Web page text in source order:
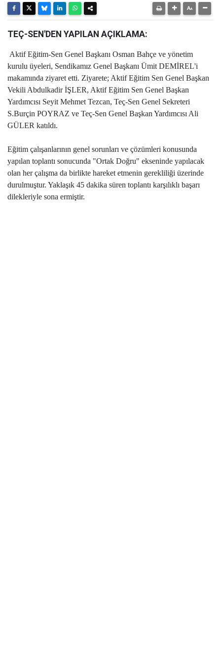
TEÇ-SEN'DEN YAPILAN AÇIKLAMA:
Aktif Eğitim-Sen Genel Başkanı Osman Bahçe ve yönetim
kurulu üyeleri, Sendikamız Genel Başkanı Ümit DEMİREL'i
makamında ziyaret etti. Ziyarete; Aktif Eğitim Sen Genel Başkan
Vekili Abdulkadir İŞLER, Aktif Eğitim Sen Genel Başkan
Yardımcısı Seyit Mehmet Tezcan, Teç-Sen Genel Sekreteri
S.Burçin POYRAZ ve Teç-Sen Genel Başkan Yardımcısı Ali
GÜLER katıldı.
Eğitim çalışanlarının genel sorunları ve çözümleri konusunda
yapılan toplantı sonucunda "Ortak Doğru" ekseninde yapılacak
olan her çalışma da birlikte hareket etmenin gerekliliği üzerinde
durulmuştur. Yaklaşık 45 dakika süren toplantı karşılıklı başarı
dilekleriyle sona ermiştir.